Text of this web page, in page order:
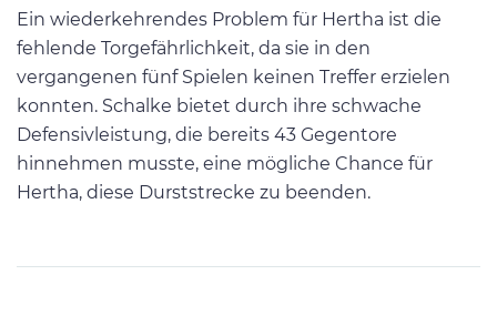
Ein wiederkehrendes Problem für Hertha ist die
fehlende Torgefährlichkeit, da sie in den
vergangenen fünf Spielen keinen Treffer erzielen
konnten. Schalke bietet durch ihre schwache
Defensivleistung, die bereits 43 Gegentore
hinnehmen musste, eine mögliche Chance für
Hertha, diese Durststrecke zu beenden.